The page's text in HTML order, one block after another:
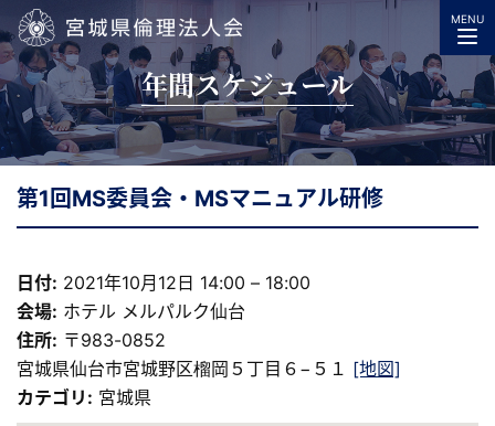
宮城県倫理法人会
MENU
年間スケジュール
第1回MS委員会・MSマニュアル研修
日付: 2021年10月12日 14:00 – 18:00
会場: ホテル メルパルク仙台
住所: 〒983-0852
宮城県仙台市宮城野区榴岡５丁目６−５１ [地図]
カテゴリ: 宮城県